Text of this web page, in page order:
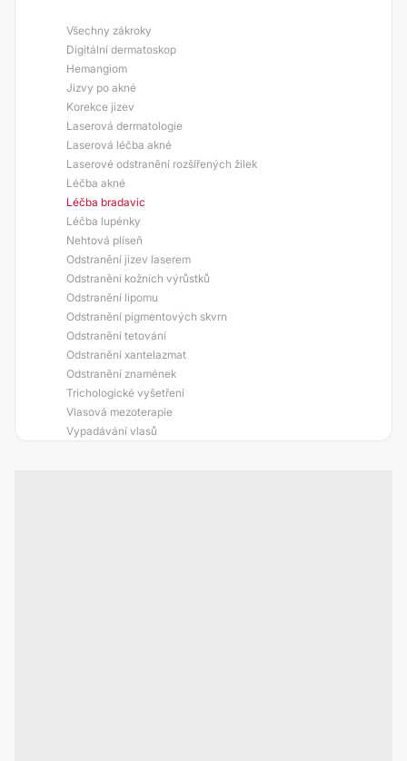
Všechny zákroky
Digitální dermatoskop
Hemangiom
Jizvy po akné
Korekce jizev
Laserová dermatologie
Laserová léčba akné
Laserové odstranění rozšířených žilek
Léčba akné
Léčba bradavic
Léčba lupénky
Nehtová plíseň
Odstranění jizev laserem
Odstranění kožních výrůstků
Odstranění lipomu
Odstranění pigmentových skvrn
Odstranění tetování
Odstranění xantelazmat
Odstranění znamének
Trichologické vyšetření
Vlasová mezoterapie
Vypadávání vlasů